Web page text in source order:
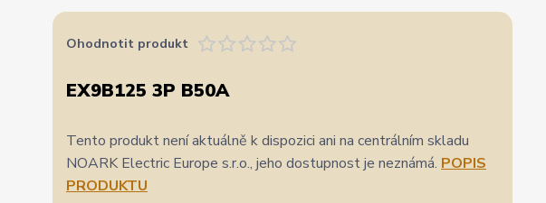
Ohodnotit produkt
EX9B125 3P B50A
Tento produkt není aktuálně k dispozici ani na centrálním skladu
NOARK Electric Europe s.r.o., jeho dostupnost je neznámá. POPIS
PRODUKTU